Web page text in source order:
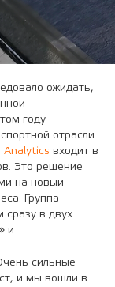
ожидать,
году
отрасли.
Analytics входит в
Это решение
на новый
Группа
в двух
и
сильные
и мы вошли в